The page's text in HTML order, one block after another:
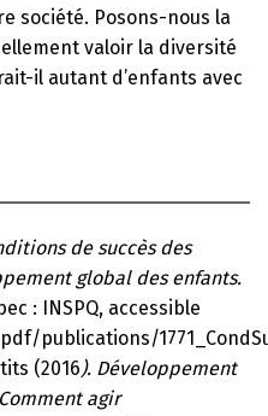
société. Posons-nous la
valoir la diversité
il autant d’enfants avec
de succès des
global des enfants.
: INSPQ, accessible
publications/
(2016). Développement
agir